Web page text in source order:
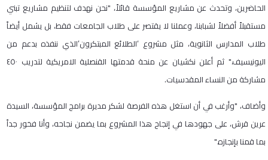
الحاضرين، وتحدث عن مشاريع المؤسسة قائلاً، "نحن نهدف لتنظيم مشاريع تبني
مستقبلاً أفضلاً لشبابنا، وعملنا لا يقتصر على طلاب الجامعات فقط، بل يشمل أيضاً
طلاب المدارس الثانوية، مثل مشروع ‘الطلائع المبتكرون’الذي ننفذه بدعم من
اليونيسيف." ثم أعلن نكشيان عن منحة قدمتها القنصلية الامريكية لتدريب ٤٥٠
مشاركة من النساء المقدسيات.
وأضاف، "وأرغب في أن استغل هذه الفرصة لشكر مديرة برامج المؤسسة، السيدة
عرين قرش، على جهودها في إنجاح هذا المشروع بما يضمن نجاحه، وأنا فخور جداً
بما قمنا بإنجازه."